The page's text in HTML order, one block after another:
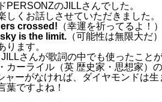
のJILLさんでした。
くお話しさせていただきました。
crossed! （幸運を祈ってるよ！
is the limit. （可能性は無限大だ）
ります。
さんが歌詞の中でも使ったこと
カーライル（英 歴史家・思想家）の
ャーがなければ、ダイヤモンドは生
葉ですよね！